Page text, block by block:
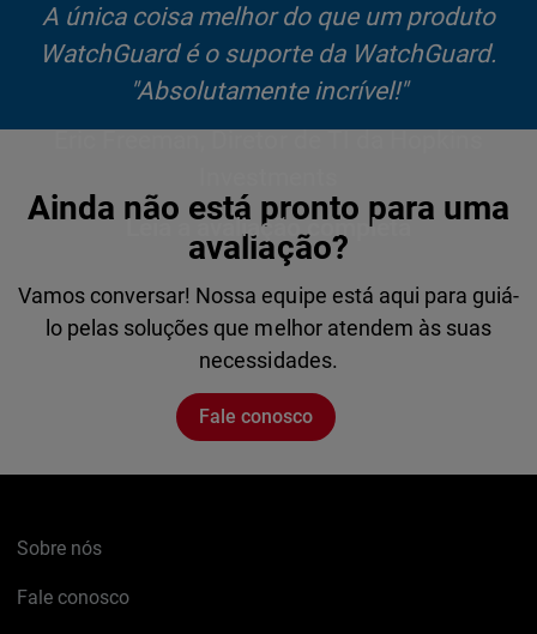
A única coisa melhor do que um produto
WatchGuard é o suporte da WatchGuard.
"Absolutamente incrível!"
Leia a avaliação completa
Ainda não está pronto para uma
avaliação?
Vamos conversar! Nossa equipe está aqui para guiá-
lo pelas soluções que melhor atendem às suas
necessidades.
Fale conosco
Sobre nós
Fale conosco